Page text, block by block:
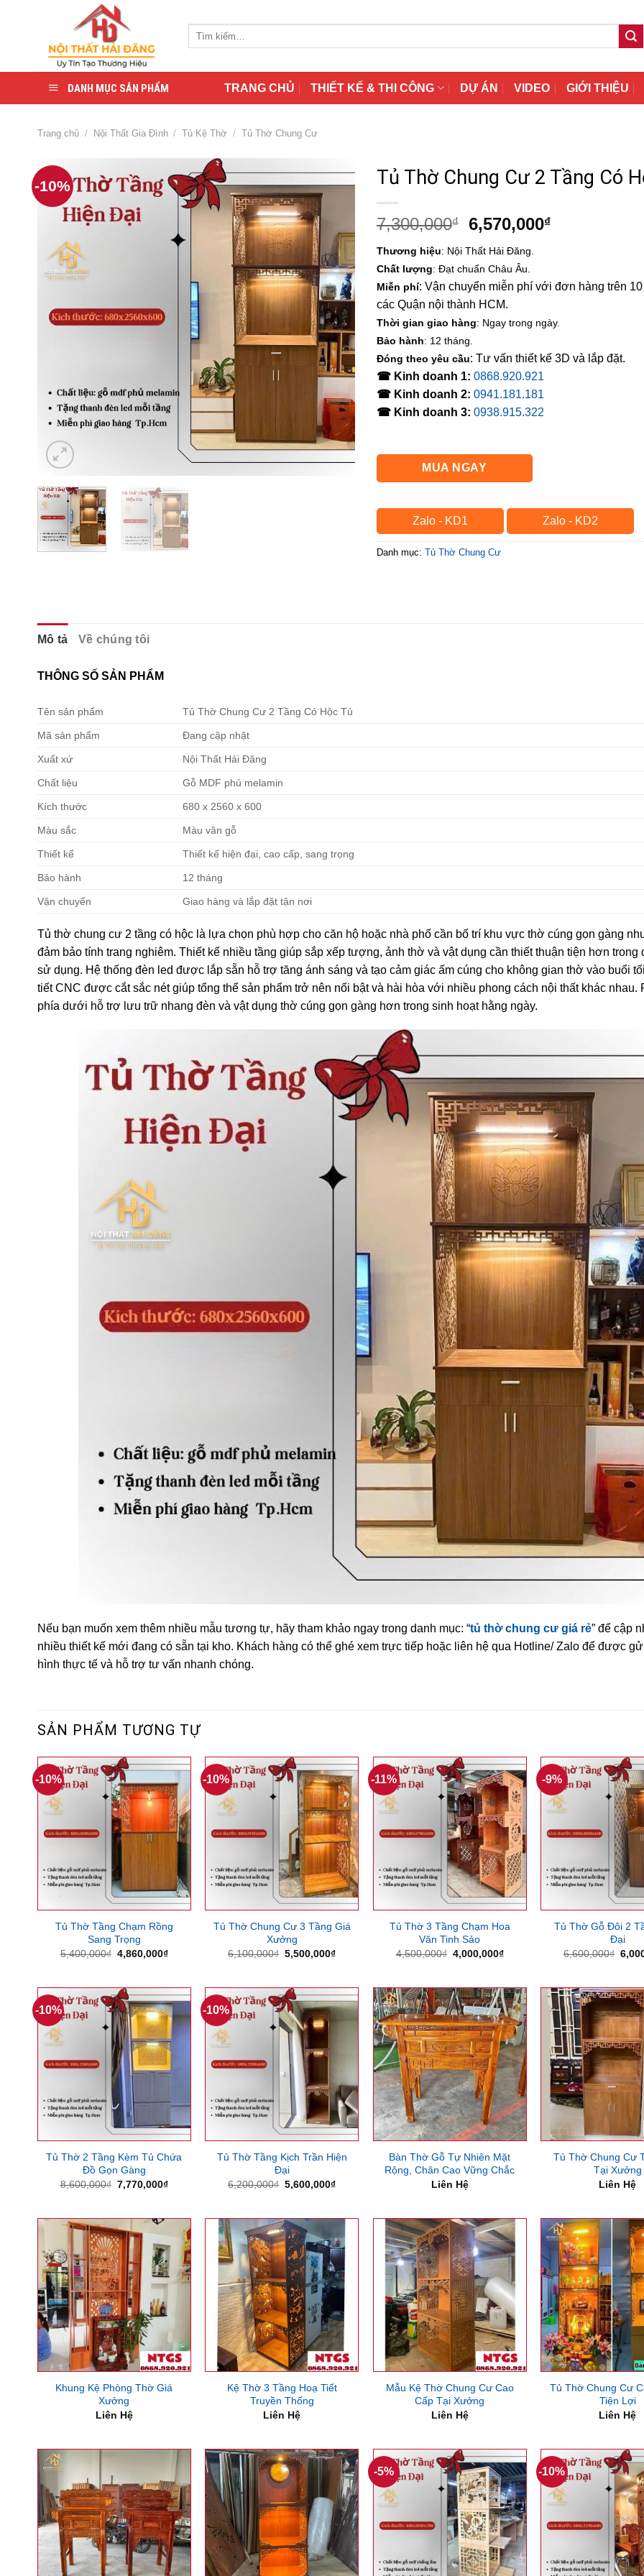
DANH MỤC SẢN PHẨM TRANG CHỦ THIẾT KẾ & THI CÔNG DỰ ÁN VIDEO GIỚI THIỆU
Trang chủ / Nội Thất Gia Đình / Tủ Kệ Thờ / Tủ Thờ Chung Cư
-10% Tủ Thờ Chung Cư 2 Tầng Có
7,300,000₫
Giá
là:
7,300,000₫.
6,570,000₫Giá
6,570,000₫.
Thương hiệu: Nội Thất Hải Đăng.
Chất lượng: Đạt chuẩn Châu Âu.
Miễn phí: Vận chuyển miễn phí với đơn hàng trên 10
các Quận nội thành HCM.
Thời gian giao hàng: Ngay trong ngày.
Bảo hành: 12 tháng.
Đóng theo yêu cầu: Tư vấn thiết kế 3D và lắp đặt.
☎ Kinh doanh 1: 0868.920.921
☎ Kinh doanh 2: 0941.181.181
☎ Kinh doanh 3: 0938.915.322
MUA NGAY
Zalo - KD1 Zalo - KD2
Danh mục: Tủ Thờ Chung Cư
Mô tả Về chúng tôi
THÔNG SỐ SẢN PHẨM
Tên sản phẩm Tủ Thờ Chung Cư 2 Tầng Có Hộc Tủ
Mã sản phẩm Đang cập nhật
Xuất xứ Nội Thất Hải Đăng
Chất liệu Gỗ MDF phủ melamin
Kích thước 680 x 2560 x 600
Màu sắc Màu vân gỗ
Thiết kế Thiết kế hiện đại, cao cấp, sang trọng
Bảo hành 12 tháng
Vận chuyển Giao hàng và lắp đặt tận nơi
Tủ thờ chung cư 2 tầng có hộc là lựa chọn phù hợp cho căn hộ hoặc nhà phố cần bố trí khu vực thờ cúng gọn gàng
đảm bảo tính trang nghiêm. Thiết kế nhiều tầng giúp sắp xếp tượng, ảnh thờ và vật dụng cần thiết thuận tiện hơn trong
sử dụng. Hệ thống đèn led được lắp sẵn hỗ trợ tăng ánh sáng và tạo cảm giác ấm cúng cho không gian thờ vào buổi
tiết CNC được cắt sắc nét giúp tổng thể sản phẩm trở nên nổi bật và hài hòa với nhiều phong cách nội thất khác nhau.
phía dưới hỗ trợ lưu trữ nhang đèn và vật dụng thờ cúng gọn gàng hơn trong sinh hoạt hằng ngày.
Nếu bạn muốn xem thêm nhiều mẫu tương tự, hãy tham khảo ngay trong danh mục: “tủ thờ chung cư giá rẻ” để cập
nhiều thiết kế mới đang có sẵn tại kho. Khách hàng có thể ghé xem trực tiếp hoặc liên hệ qua Hotline/ Zalo để được
hình thực tế và hỗ trợ tư vấn nhanh chóng.
SẢN PHẨM TƯƠNG TỰ
-10%
Tủ Thờ Tầng Chạm Rồng
Sang Trọng
5,400,000₫ Giá
4,860,000₫Giá
4,860,000₫.
-10%
Tủ Thờ Chung Cư 3 Tầng Giá
Xưởng
6,100,000₫ Giá
5,500,000₫Giá
5,500,000₫.
-11%
Tủ Thờ 3 Tầng Chạm Hoa
Văn Tinh Sảo
4,500,000₫ Giá
4,000,000₫Giá
4,000,000₫.
-9%
Tủ Thờ Gỗ Đôi 2
Đại
6,600,000₫ Giá
-10%
Tủ Thờ 2 Tầng Kèm Tủ Chứa
Đồ Gọn Gàng
8,600,000₫ Giá
7,770,000₫Giá
7,770,000₫.
-10%
Tủ Thờ Tầng Kịch Trần Hiện
Đại
6,200,000₫ Giá
5,600,000₫Giá
5,600,000₫.
Bàn Thờ Gỗ Tự Nhiên Mặt
Rộng, Chân Cao Vững Chắc
Liên Hệ
Tủ Thờ Chung Cư
Tại Xưởng
Liên Hệ
Khung Kệ Phòng Thờ Giá
Xưởng
Liên Hệ
Kệ Thờ 3 Tầng Hoạ Tiết
Truyền Thống
Liên Hệ
Mẫu Kệ Thờ Chung Cư Cao
Cấp Tại Xưởng
Liên Hệ
Tủ Thờ Chung Cư
Tiện Lợi
Liên Hệ
-5% -10%